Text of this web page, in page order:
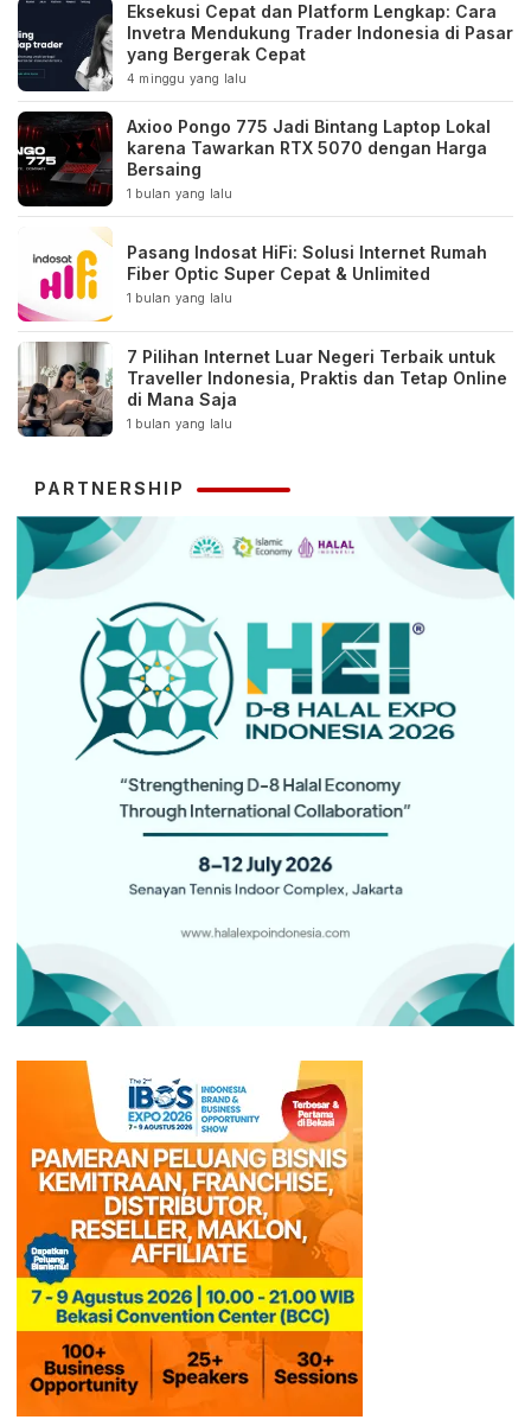
Eksekusi Cepat dan Platform Lengkap: Cara
Invetra Mendukung Trader Indonesia di Pasar
yang Bergerak Cepat
4 minggu yang lalu
Axioo Pongo 775 Jadi Bintang Laptop Lokal
karena Tawarkan RTX 5070 dengan Harga
Bersaing
1 bulan yang lalu
Pasang Indosat HiFi: Solusi Internet Rumah
Fiber Optic Super Cepat & Unlimited
1 bulan yang lalu
7 Pilihan Internet Luar Negeri Terbaik untuk
Traveller Indonesia, Praktis dan Tetap Online
di Mana Saja
1 bulan yang lalu
PARTNERSHIP